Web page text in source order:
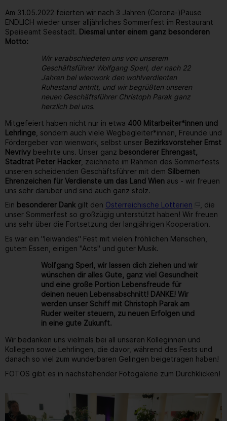
Am 31.05.2022 feierten wir nach 3 Jahren (Corona-)Pause
ENDLICH wieder unser alljährliches Sommerfest im Restaurant
Speiseamt Seestadt. Diesmal unter einem ganz besonderen
Motto:
Wir verabschiedeten uns von unserem
Geschäftsführer Wolfgang Sperl, der nach 22
Jahren bei wienwork den wohlverdienten
Ruhestand antritt, und wir begrüßten unseren
neuen Geschäftsführer Christoph Parak ganz
herzlich bei uns.
Mitgefeiert haben nicht nur in etwa 400 Mitarbeiter*innen und
Lehrlinge , sondern auch viele Wegbegleiter*innen, Freunde und
Fördergeber von wienwork, selbst unser Bezirksvorsteher Ernst
Nevrivy beehrte uns. Unser ganz besonderer Ehrengast,
Stadtrat Peter Hacker , zeichnete im Rahmen des Sommerfests
unseren scheidenden Geschäftsführer mit dem Silbernen
Ehrenzeichen für Verdienste um das Land Wien aus - wir freuen
uns sehr darüber und sind auch ganz stolz.
Ein besonderer Dank gilt den Österreichische Lotterien
, die
unser Sommerfest so großzügig unterstützt haben! Wir freuen
uns sehr über die Fortsetzung der langjährigen Kooperation.
Es war ein "leiwandes" Fest mit vielen fröhlichen Menschen,
gutem Essen, einigen "Acts" und guter Musik.
Wolfgang Sperl, wir lassen dich ziehen und wir
wünschen dir alles Gute, ganz viel Gesundheit
und eine große Portion Lebensfreude für
deinen neuen Lebensabschnitt! DANKE! Wir
werden unser Schiff mit Christoph Parak am
Ruder weiter steuern, zu neuen Erfolgen und
in eine gute Zukunft.
Wir bedanken uns vielmals bei all unseren Kolleginnen und
Kollegen sowie Lehrlingen, die davor, während des Fests und
danach so viel zum wunderbaren Gelingen beigetragen haben!
FOTOS gibt es in nachstehender Fotogalerie zum Durchklicken!